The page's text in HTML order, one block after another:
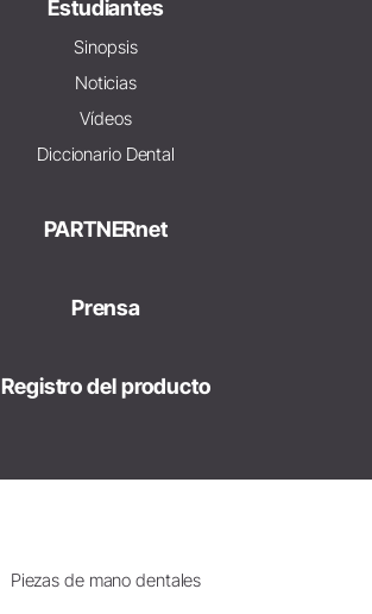
Estudiantes
Sinopsis
Noticias
Vídeos
Diccionario Dental
PARTNERnet
Prensa
Registro del producto
Piezas de mano dentales